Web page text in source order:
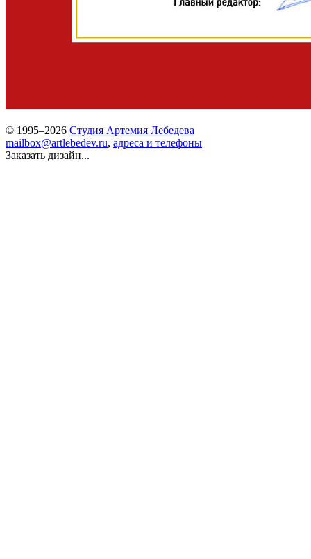
© 1995–2026 Студия Артемия Лебедева
mailbox@artlebedev.ru, адреса и телефоны
Заказать дизайн...